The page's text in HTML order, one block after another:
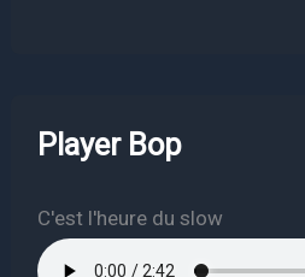
Player Bop
C'est l'heure du slow